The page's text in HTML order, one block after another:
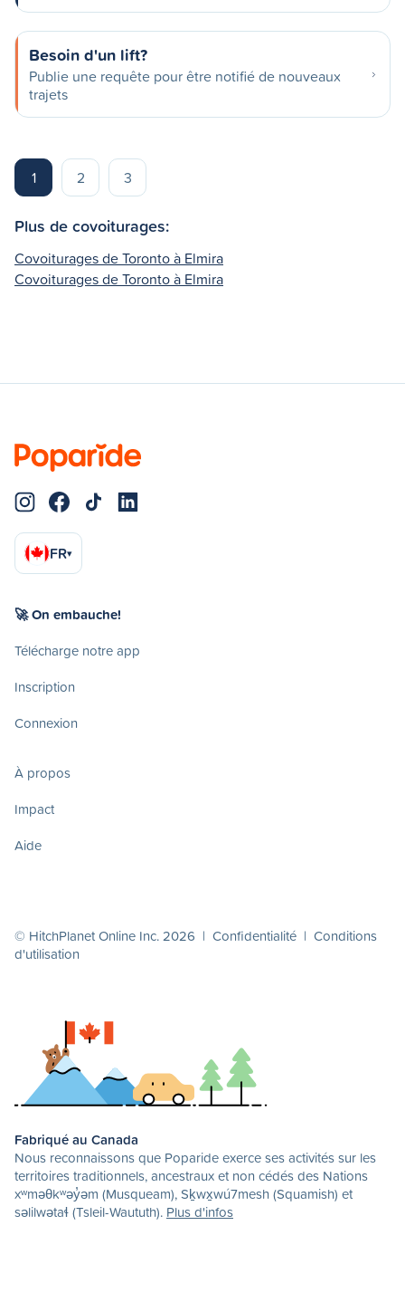
Besoin d'un lift?
Publie une requête pour être notifié de nouveaux
trajets
1 2 3
Plus de covoiturages:
Covoiturages de Toronto à Elmira
Covoiturages de Toronto à Elmira
FR▾
🚀 On embauche!
Télécharge notre app
Inscription
Connexion
À propos
Impact
Aide
© HitchPlanet Online Inc. 2026 | Confidentialité | Conditions
d'utilisation
Fabriqué au Canada
Nous reconnaissons que Poparide exerce ses activités sur les
territoires traditionnels, ancestraux et non cédés des Nations
xʷməθkʷəy̓əm (Musqueam), Sḵwx̱wú7mesh (Squamish) et
səlilwətaɬ (Tsleil-Waututh). Plus d'infos